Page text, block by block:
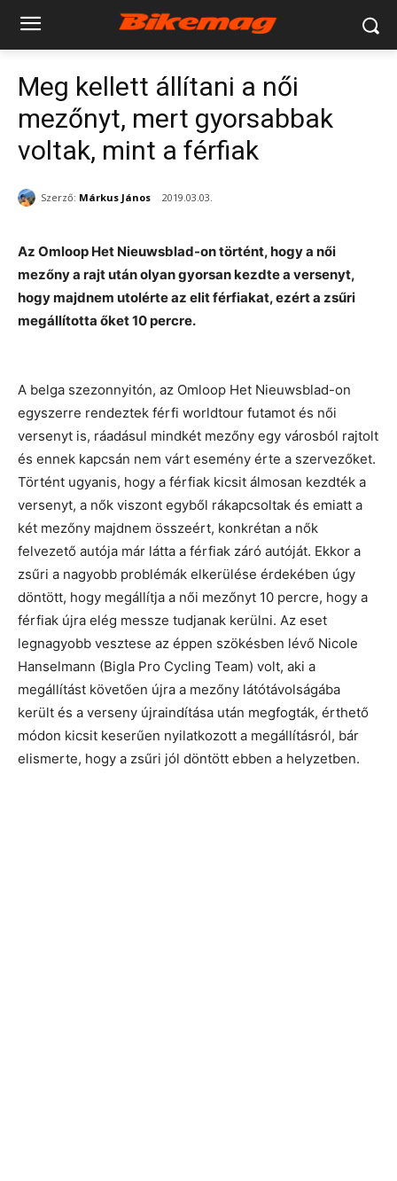
Meg kellett állítani a női
mezőnyt, mert gyorsabbak
voltak, mint a férfiak
Szerző: Márkus János 2019.03.03.
Az Omloop Het Nieuwsblad-on történt, hogy a női
mezőny a rajt után olyan gyorsan kezdte a versenyt,
hogy majdnem utolérte az elit férfiakat, ezért a zsűri
megállította őket 10 percre.
A belga szezonnyitón, az Omloop Het Nieuwsblad-on
egyszerre rendeztek férfi worldtour futamot és női
versenyt is, ráadásul mindkét mezőny egy városból rajtolt
és ennek kapcsán nem várt esemény érte a szervezőket.
Történt ugyanis, hogy a férfiak kicsit álmosan kezdték a
versenyt, a nők viszont egyből rákapcsoltak és emiatt a
két mezőny majdnem összeért, konkrétan a nők
felvezető autója már látta a férfiak záró autóját. Ekkor a
zsűri a nagyobb problémák elkerülése érdekében úgy
döntött, hogy megállítja a női mezőnyt 10 percre, hogy a
férfiak újra elég messze tudjanak kerülni. Az eset
legnagyobb vesztese az éppen szökésben lévő Nicole
Hanselmann (Bigla Pro Cycling Team) volt, aki a
megállítást követően újra a mezőny látótávolságába
került és a verseny újraindítása után megfogták, érthető
módon kicsit keserűen nyilatkozott a megállításról, bár
elismerte, hogy a zsűri jól döntött ebben a helyzetben.